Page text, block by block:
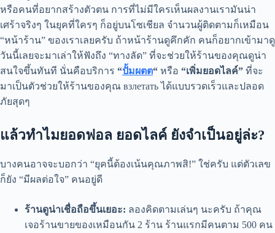
หรือคนที่อยากสร้างตัวตน การที่ไม่มีใครเห็นผลงานเรามันน่า
เศร้าจริงๆ ในยุคที่ใครๆ ก็อยู่บนโซเชียล จำนวนผู้ติดตามก็เหมือน
“หน้าร้าน” ของเราเลยครับ ถ้าหน้าร้านดูคึกคัก คนก็อยากเข้ามาดู
วันนี้เลยจะมาเล่าให้ฟังถึง “ทางลัด” ที่จะช่วยให้ร้านของคุณดูน่า
สนใจขึ้นทันที นั่นคือบริการ “ปั้มผตต“ หรือ “เพิ่มยอดไลค์” ที่จะ
มาเป็นตัวช่วยให้ร้านของคุณ взлетать ได้แบบรวดเร็วและปลอด
ภัยสุดๆ
แล้วทำไมยอดฟอล ยอดไลค์ ยังจำเป็นอยู่ล่ะ?
บางคนอาจจะบอกว่า “ยุคนี้ต้องเน้นคุณภาพสิ!” ใช่ครับ แต่ตัวเลข
ก็ยัง “มีผลต่อใจ” คนอยู่ดี
ร้านดูน่าเชื่อถือขึ้นเยอะ: ลองคิดตามเล่นๆ นะครับ ถ้าคุณ
เจอร้านขายของเหมือนกัน 2 ร้าน ร้านแรกมีคนตาม 500 คน